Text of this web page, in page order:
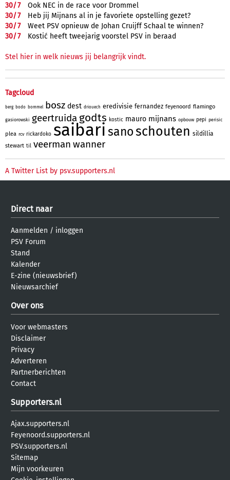
30/7
Ook NEC in de race voor Drommel
30/7
Heb jij Mijnans al in je favoriete opstelling gezet?
30/7
Weet PSV opnieuw de Johan Cruijff Schaal te winnen?
30/7 Kostić heeft tweejarig voorstel PSV in beraad
Stel hier in welk nieuws jij belangrijk vindt.
Tagcloud
berg bodo bommel bosz dest driouech eredivisie fernandez feyenoord flamingo
gasiorowski geertruida godts kostic mauro mijnans opbouw pepi perisic
plea rcv rickardoko saibari sanoschouten sildillia
stewart til veerman wanner
A Twitter List by psv.supporters.nl
Direct naar
Aanmelden / inloggen
PSV Forum
Stand
Kalender
E-zine (nieuwsbrief)
Nieuwsarchief
Over ons
Voor webmasters
Disclaimer
Privacy
Adverteren
Partnerberichten
Contact
Supporters.nl
Ajax.supporters.nl
Feyenoord.supporters.nl
PSV.supporters.nl
Sitemap
Mijn voorkeuren